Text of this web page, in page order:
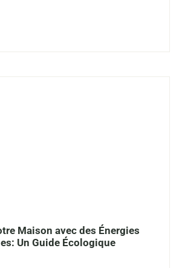
Maison avec des Énergies
Un Guide Écologique